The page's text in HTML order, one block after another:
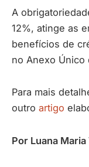
A
12%, atinge as
benefícios de
no Anexo Único
Para mais
outro artigo
Por Luana Maria